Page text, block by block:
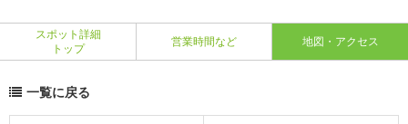
スポット詳細
トップ
営業時間など 地図・アクセス
一覧に戻る